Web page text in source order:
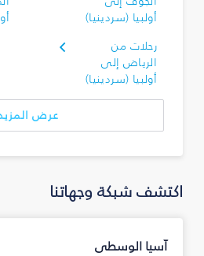
أولبيا (سردينيا)
رحلات من
الرياض إلى
أولبيا (سردينيا)
عرض
اكتشف شبكة وجهاتنا
آسيا الوسطى